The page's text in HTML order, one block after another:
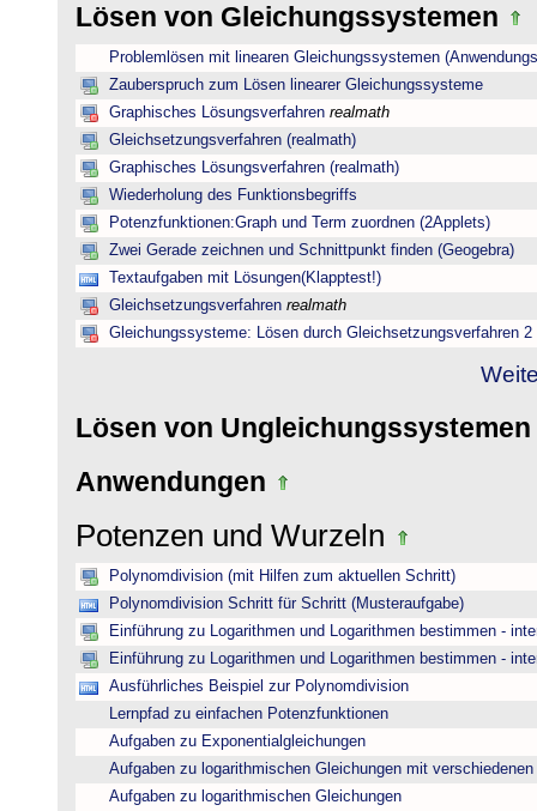
Lösen von Gleichungssystemen
Problemlösen mit linearen Gleichungssystemen
Zauberspruch zum Lösen linearer Gleichungssysteme
Graphisches Lösungsverfahren realmath
Gleichsetzungsverfahren (realmath)
Graphisches Lösungsverfahren (realmath)
Wiederholung des Funktionsbegriffs
Potenzfunktionen:Graph und Term zuordnen (2Applets)
Zwei Gerade zeichnen und Schnittpunkt finden (Geogebra)
Textaufgaben mit Lösungen(Klapptest!)
Gleichsetzungsverfahren realmath
Gleichungssysteme: Lösen durch Gleichsetzungsverfahren 2
Lösen von Ungleichungssystemen
Anwendungen
Potenzen und Wurzeln
Polynomdivision (mit Hilfen zum aktuellen Schritt)
Polynomdivision Schritt für Schritt (Musteraufgabe)
Einführung zu Logarithmen und Logarithmen bestimmen -
Einführung zu Logarithmen und Logarithmen bestimmen -
Ausführliches Beispiel zur Polynomdivision
Lernpfad zu einfachen Potenzfunktionen
Aufgaben zu Exponentialgleichungen
Aufgaben zu logarithmischen Gleichungen mit verschiedenen
Aufgaben zu logarithmischen Gleichungen